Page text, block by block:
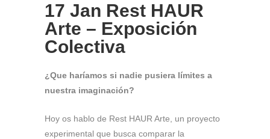
17 Jan Rest HAUR
Arte – Exposición
Colectiva
¿Que haríamos si nadie pusiera límites a
nuestra imaginación?
Hoy os hablo de Rest HAUR Arte, un proyecto
experimental que busca comparar la